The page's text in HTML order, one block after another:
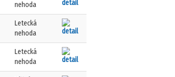
nehoda
Letecká
nehoda
Letecká
nehoda